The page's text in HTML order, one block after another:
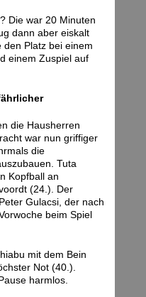
Die war 20 Minuten
dann aber eiskalt
den Platz bei einem
einem Zuspiel auf
die Hausherren
war nun griffiger
die
Tuta
Kopfball an
(24.). Der
Gulacsi, der nach
beim Spiel
mit dem Bein
Not (40.).
harmlos.